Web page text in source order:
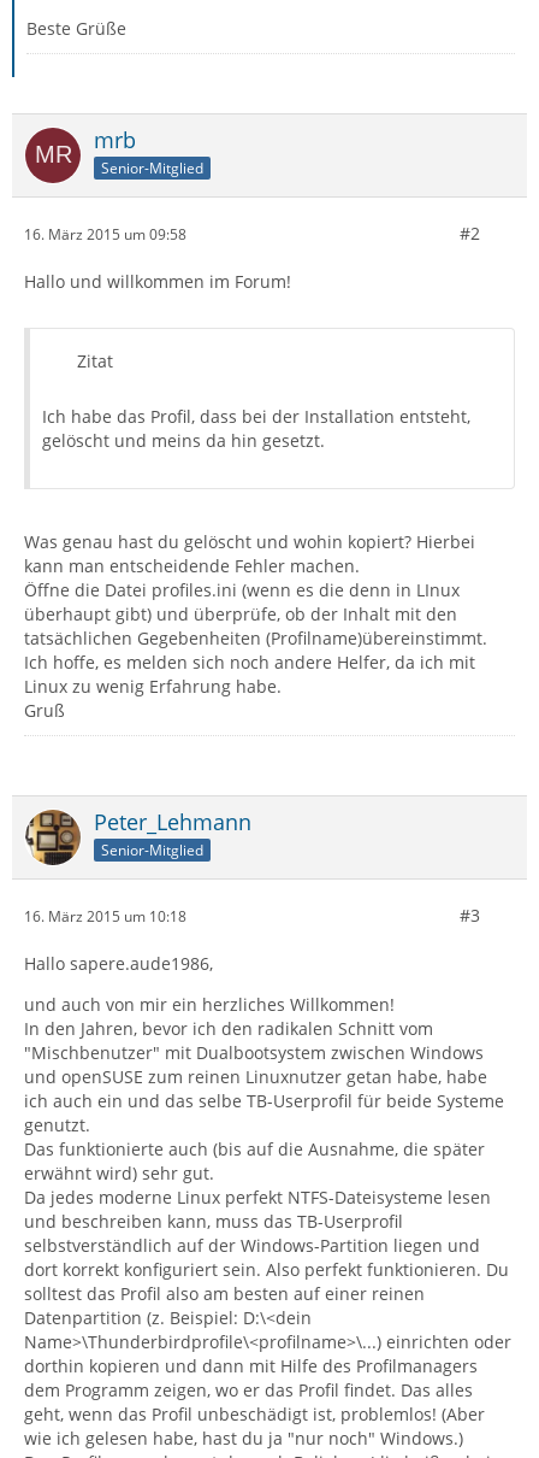
Beste Grüße
mrb
Senior-Mitglied
16. März 2015 um 09:58 #2
Hallo und willkommen im Forum!
Zitat
Ich habe das Profil, dass bei der Installation entsteht,
gelöscht und meins da hin gesetzt.
Was genau hast du gelöscht und wohin kopiert? Hierbei
kann man entscheidende Fehler machen.
Öffne die Datei profiles.ini (wenn es die denn in LInux
überhaupt gibt) und überprüfe, ob der Inhalt mit den
tatsächlichen Gegebenheiten (Profilname)übereinstimmt.
Ich hoffe, es melden sich noch andere Helfer, da ich mit
Linux zu wenig Erfahrung habe.
Gruß
Peter_Lehmann
Senior-Mitglied
16. März 2015 um 10:18 #3
Hallo sapere.aude1986,
und auch von mir ein herzliches Willkommen!
In den Jahren, bevor ich den radikalen Schnitt vom
"Mischbenutzer" mit Dualbootsystem zwischen Windows
und openSUSE zum reinen Linuxnutzer getan habe, habe
ich auch ein und das selbe TB-Userprofil für beide Systeme
genutzt.
Das funktionierte auch (bis auf die Ausnahme, die später
erwähnt wird) sehr gut.
Da jedes moderne Linux perfekt NTFS-Dateisysteme lesen
und beschreiben kann, muss das TB-Userprofil
selbstverständlich auf der Windows-Partition liegen und
dort korrekt konfiguriert sein. Also perfekt funktionieren. Du
solltest das Profil also am besten auf einer reinen
Datenpartition (z. Beispiel: D:\<dein
Name>\Thunderbirdprofile\<profilname>\...) einrichten oder
dorthin kopieren und dann mit Hilfe des Profilmanagers
dem Programm zeigen, wo er das Profil findet. Das alles
geht, wenn das Profil unbeschädigt ist, problemlos! (Aber
wie ich gelesen habe, hast du ja "nur noch" Windows.)